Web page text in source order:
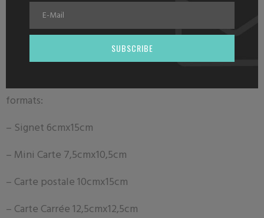
Description
Nos signets sont peints avec amour et imprimés par un
ESAT dans les Hauts de France .
Les motifs sont déclinables, selon modèle, sous 4
formats:
– Signet 6cmx15cm
– Mini Carte 7,5cmx10,5cm
– Carte postale10cmx15cm
– Carte Carrée 12,5cmx12,5cm
SUBSCRIBE